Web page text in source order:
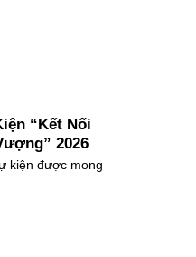
“Kết Nối
2026
kiện được mong